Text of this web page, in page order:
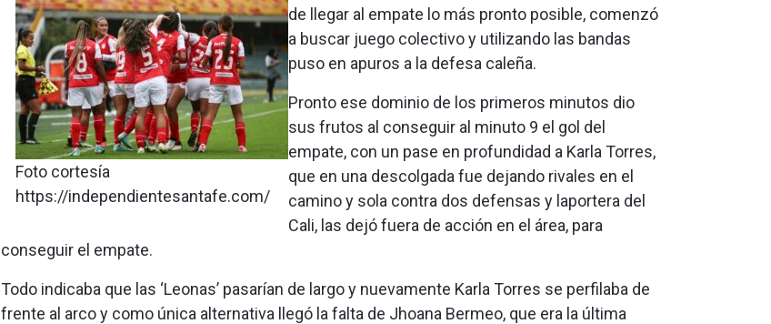
Foto cortesía
https://independientesantafe.com/
de llegar al empate lo más pronto posible, comenzó
a buscar juego colectivo y utilizando las bandas
puso en apuros a la defesa caleña.
Pronto ese dominio de los primeros minutos dio
sus frutos al conseguir al minuto 9 el gol del
empate, con un pase en profundidad a Karla Torres,
que en una descolgada fue dejando rivales en el
camino y sola contra dos defensas y laportera del
Cali, las dejó fuera de acción en el área, para
conseguir el empate.
Todo indicaba que las ‘Leonas’ pasarían de largo y nuevamente Karla Torres se perfilaba de
frente al arco y como única alternativa llegó la falta de Jhoana Bermeo, que era la última